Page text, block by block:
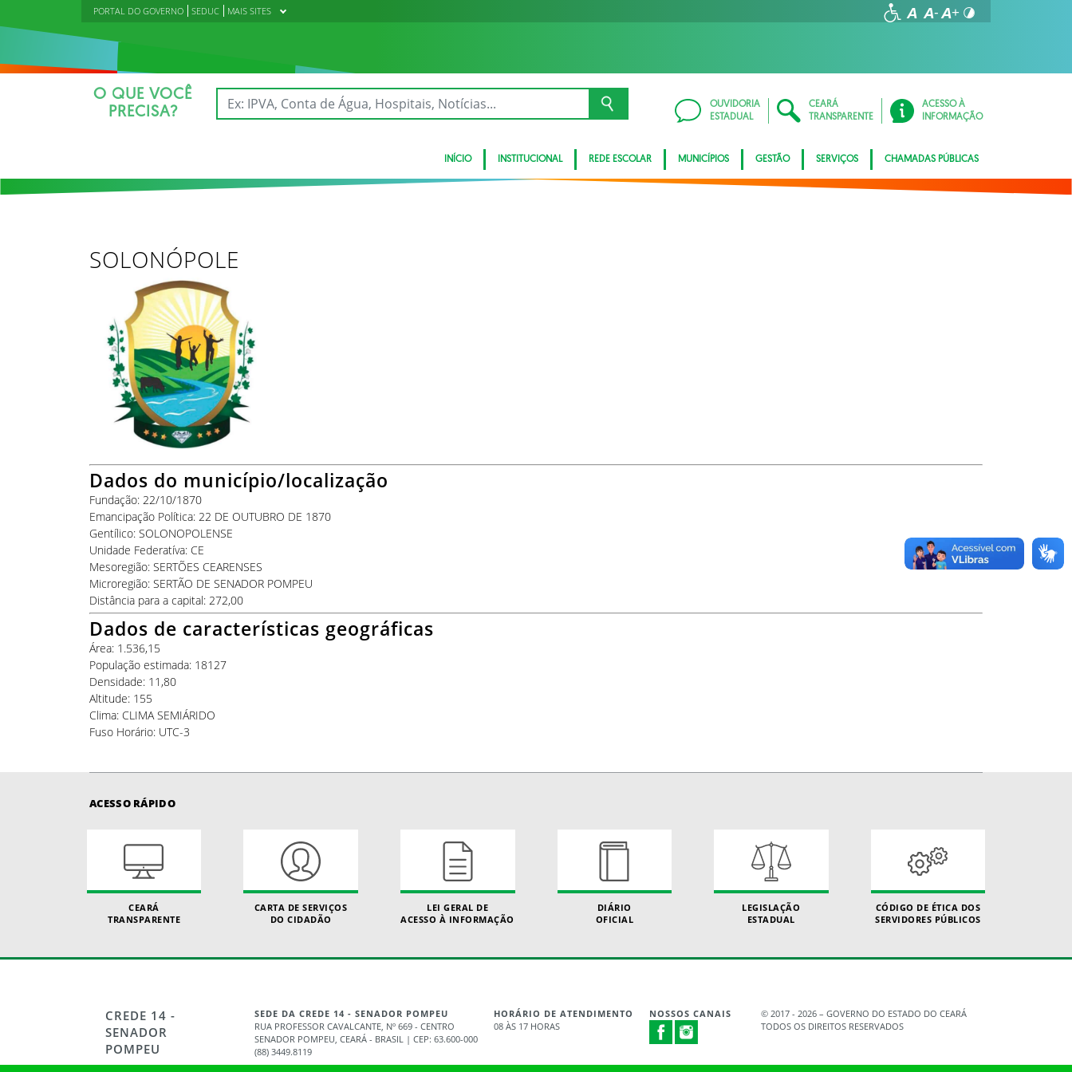
PORTAL DO GOVERNO SEDUC MAIS SITES
O QUE VOCÊ
PRECISA?
OUVIDORIA
ESTADUAL
CEARÁ
TRANSPARENTE
ACESSO À
INFORMAÇÃO
INÍCIO INSTITUCIONAL REDE ESCOLAR MUNICÍPIOS GESTÃO SERVIÇOS CHAMADAS PÚBLICAS
SOLONÓPOLE
Dados do município/localização
Fundação: 22/10/1870
Emancipação Política: 22 DE OUTUBRO DE 1870
Gentílico: SOLONOPOLENSE
Unidade Federatíva: CE
Mesoregião: SERTÕES CEARENSES
Microregião: SERTÃO DE SENADOR POMPEU
Distância para a capital: 272,00
Dados de características geográficas
Área: 1.536,15
População estimada: 18127
Densidade: 11,80
Altitude: 155
Clima: CLIMA SEMIÁRIDO
Fuso Horário: UTC-3
ACESSO RÁPIDO
CEARÁ
TRANSPARENTE
CARTA DE SERVIÇOS
DO CIDADÃO
LEI GERAL DE
ACESSO À INFORMAÇÃO
DIÁRIO
OFICIAL
LEGISLAÇÃO
ESTADUAL
CÓDIGO DE ÉTICA DOS
SERVIDORES PÚBLICOS
CREDE 14 -
SENADOR
POMPEU
SEDE DA CREDE 14 - SENADOR POMPEU
RUA PROFESSOR CAVALCANTE, Nº 669 - CENTRO
SENADOR POMPEU, CEARÁ - BRASIL | CEP: 63.600-000
(88) 3449.8119
HORÁRIO DE ATENDIMENTO
08 ÀS 17 HORAS
NOSSOS CANAIS
© 2017 - 2026 – GOVERNO DO ESTADO DO CEARÁ
TODOS OS DIREITOS RESERVADOS